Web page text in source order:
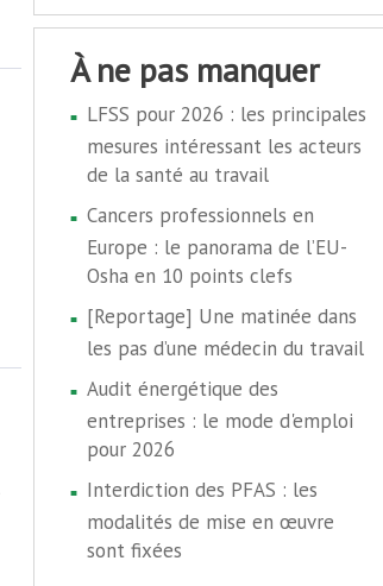
à ne pas manquer
LFSS pour 2026 : les principales
mesures intéressant les acteurs
de la santé au travail
Cancers professionnels en
Europe : le panorama de l’EU-
Osha en 10 points clefs
[Reportage] Une matinée dans
les pas d’une médecin du travail
Audit énergétique des
entreprises : le mode d'emploi
pour 2026
Interdiction des PFAS : les
modalités de mise en œuvre
sont fixées